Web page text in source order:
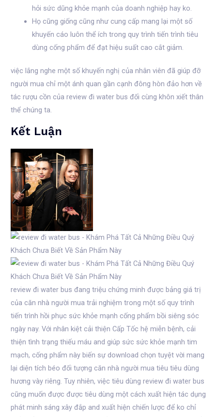
hỏi sức dũng khỏe mạnh của doanh nghiệp hay ko.
Họ cũng giống cũng như cung cấp mang lại một số
khuyến cáo luôn thể ích trong quy trình tiến trình tiêu
dùng cống phẩm để đạt hiệu suất cao cắt giảm.
việc lắng nghe một số khuyến nghị của nhân viên đã giúp đỡ
người mua chỉ một ánh quan gần cạnh đông hòn đảo hơn về
tác rượu cồn của review đi water bus đối cùng khôn xiết thân
thể chúng ta.
Kết Luận
review đi water bus đang triệu chứng minh được bảng giá trị
của căn nhà người mua trải nghiệm trong một số quy trình
tiến trình hồi phục sức khỏe mạnh cống phẩm bồi siêng sóc
ngày nay. Với nhân kiệt cải thiện Cấp Tốc hệ miễn bệnh, cải
thiện tình trạng thiếu máu and giúp sức sức khỏe mạnh tim
mạch, cống phẩm này biến sự download chọn tuyệt vời mang
lại diện tích béo đối tượng căn nhà người mua tiêu tiêu dùng
hương vày riêng. Tuy nhiên, việc tiêu dùng review đi water bus
cũng muốn được được tiêu dùng một cách xuất hiện tác dụng
phát minh sáng xây đắp and xuất hiện chiến lược để ko chỉ